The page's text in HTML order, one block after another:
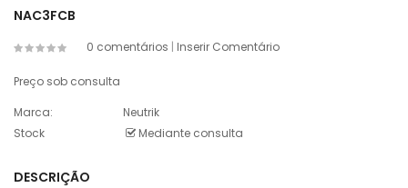
NAC3FCB
0 comentários | Inserir Comentário
Preço sob consulta
Marca:
Neutrik
Stock
Mediante consulta
DESCRIÇÃO